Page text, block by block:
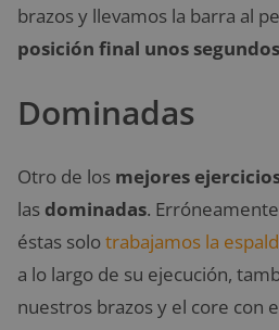
brazos y llevamos la barra al
posición final unos segundos
Dominadas
Otro de los mejores
las dominadas.
éstas solotrabajamos la
a lo largo de su ejecución,
nuestros brazos y el core con